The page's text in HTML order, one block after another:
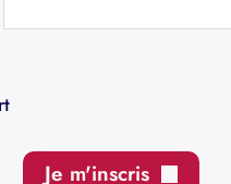
Je m'inscris